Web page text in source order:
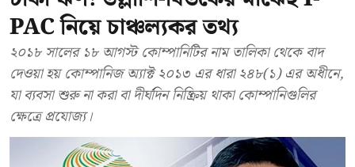
PAC নিয়ে চাঞ্চল্যকর তথ্য
২০১৮ সালের ১৮ আগস্ট কোম্পানিটির নাম তালিকা থেকে বাদ
দেওয়া হয় কোম্পানিজ অ্যাক্ট ২০১৩ এর ধারা ২৪৮(১) এর অধীনে,
যা ব্যবসা শুরু না করা বা দীর্ঘদিন নিষ্ক্রিয় থাকা কোম্পানিগুলির
ক্ষেত্রে প্রযোজ্য।